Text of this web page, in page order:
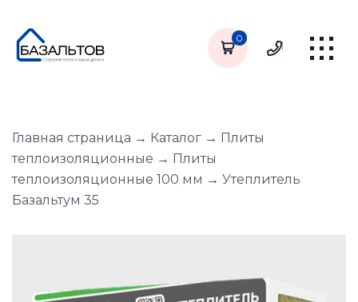
0
Главная страница → Каталог → Плиты
теплоизоляционные → Плиты
теплоизоляционные 100 мм → Утеплитель
Базальтум 35